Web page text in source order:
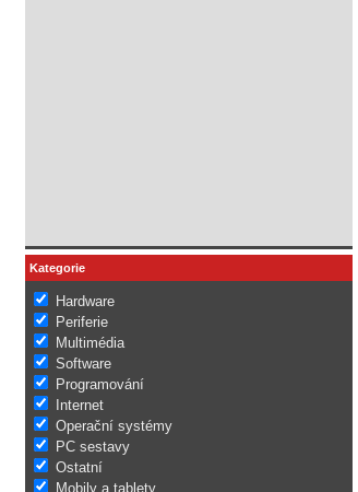
Kategorie
Hardware
Periferie
Multimédia
Software
Programování
Internet
Operační systémy
PC sestavy
Ostatní
Mobily a tablety